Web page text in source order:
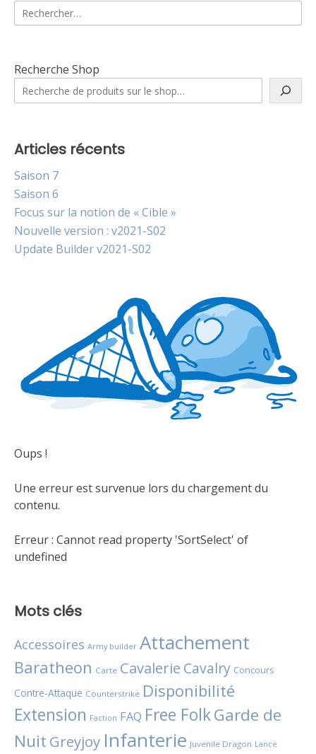
ASOIAF.FR
sont
Rechercher :
Recherche Shop
Articles récents
Saison 7
Saison 6
Focus sur la notion de « Cible »
Nouvelle version : v2021-S02
Update Builder v2021-S02
Oups !
Une erreur est survenue lors du chargement du
contenu.
Erreur : Cannot read property 'SortSelect' of
undefined
Mots clés
Accessoires Army builder Attachement
Baratheon Carte Cavalerie Cavalry Concours
Contre-Attaque Counterstrike Disponibilité
Extension Faction FAQ Free FolkGarde de
Nuit Greyjoy Infanterie Juvenile Dragon Lance